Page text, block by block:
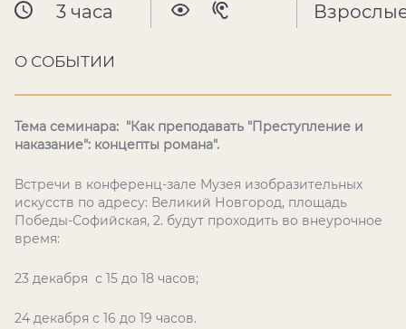
3 часа
О СОБЫТИИ
Тема семинара: "Как преподавать "Преступление и
наказание": концепты романа".
Встречи в конференц-зале Музея изобразительных
искусств по адресу: Великий Новгород, площадь
Победы-Софийская, 2. будут проходить во внеурочное
время:
23 декабря с 15 до 18 часов;
24 декабря с 16 до 19 часов.